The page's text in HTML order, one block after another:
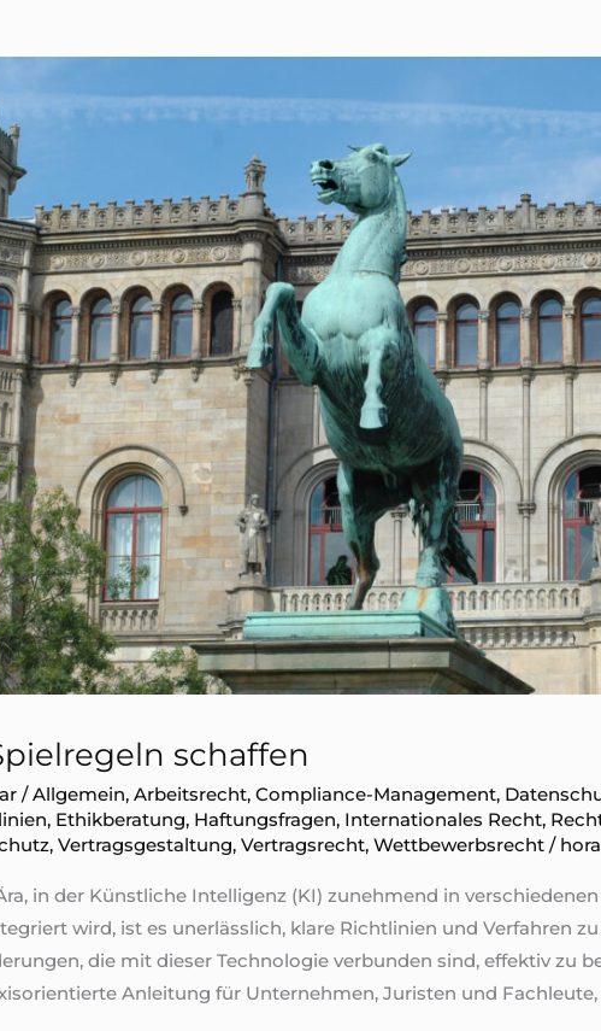
schaffen
/Allgemein,Arbeitsrecht,Compliance-Management,
, Ethikberatung, Haftungsfragen, Internationales Recht,
,Vertragsgestaltung,Vertragsrecht,Wettbewerbsrecht /
in der Künstliche Intelligenz (KI) zunehmend in
wird, ist es unerlässlich, klare Richtlinien und Verfahren
die mit dieser Technologie verbunden sind, effektiv zu
Anleitung für Unternehmen, Juristen und Fachleute,